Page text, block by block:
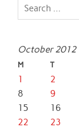
October 2012
M T
1 2
8
9
15
16
22
23